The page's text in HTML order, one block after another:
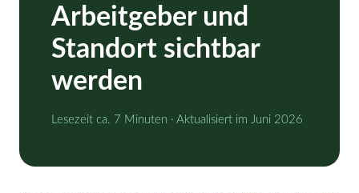
Arbeitgeber und
Standort sichtbar
werden
Lesezeit ca. 7 Minuten · Aktualisiert im Juni 2026